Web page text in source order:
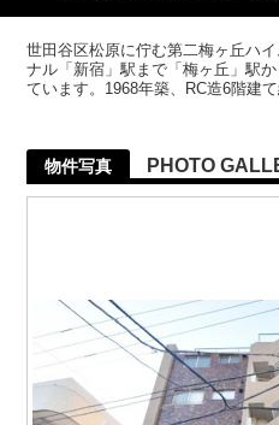
世田谷区松原に佇む第二梅ヶ丘ハ
ナル「新宿」駅まで「梅ヶ丘」駅
ています。1968年築、RC造6階建
物件写真 PHOTO